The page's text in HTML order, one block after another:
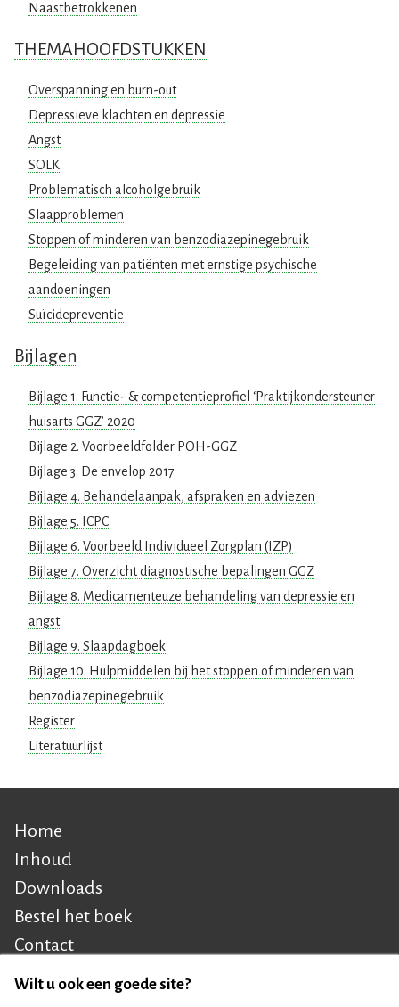
Naastbetrokkenen
THEMAHOOFDSTUKKEN
Overspanning en burn-out
Depressieve klachten en depressie
Angst
SOLK
Problematisch alcoholgebruik
Slaapproblemen
Stoppen of minderen van benzodiazepinegebruik
Begeleiding van patiënten met ernstige psychische
aandoeningen
Suïcidepreventie
Bijlagen
Bijlage 1. Functie- & competentieprofiel ‘Praktijkondersteuner
huisarts GGZ’ 2020
Bijlage 2. Voorbeeldfolder POH-GGZ
Bijlage 3. De envelop 2017
Bijlage 4. Behandelaanpak, afspraken en adviezen
Bijlage 5. ICPC
Bijlage 6. Voorbeeld Individueel Zorgplan (IZP)
Bijlage 7. Overzicht diagnostische bepalingen GGZ
Bijlage 8. Medicamenteuze behandeling van depressie en
angst
Bijlage 9. Slaapdagboek
Bijlage 10. Hulpmiddelen bij het stoppen of minderen van
benzodiazepinegebruik
Register
Literatuurlijst
Hoofdnavigatie
Home
Inhoud
Downloads
Bestel het boek
Contact
Wilt u ook een goede site?